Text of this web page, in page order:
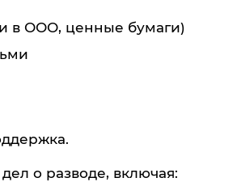
в ООО, ценные бумаги)
о разводе, включая: